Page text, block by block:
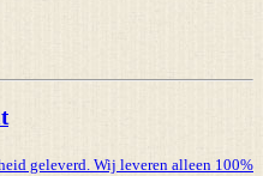
geleverd. Wij leveren alleen 100%